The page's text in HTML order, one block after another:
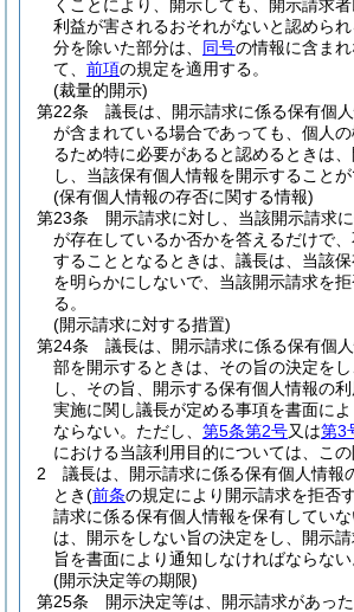
くことにより、開示しても、開示請求
利益が害されるおそれがないと認めら
分を除いた部分は、 同号の情報に含ま
て、 前項の規定を適用する。
(裁量的開示)
第22条
議長は、開示請求に係る保有個
が含まれている場合であっても、個人
るため特に必要があると認めるときは
し、当該保有個人情報を開示することが
(保有個人情報の存否に関する情報)
第23条
開示請求に対し、当該開示請求
が存在しているか否かを答えるだけで
することとなるときは、議長は、当該
を明らかにしないで、当該開示請求を
る。
(開示請求に対する措置)
第24条
議長は、開示請求に係る保有個
部を開示するときは、その旨の決定を
し、その旨、開示する保有個人情報の
実施に関し議長が定める事項を書面に
ならない。 ただし、 第5条第2号又は第3
における当該利用目的については、この
2
議長は、開示請求に係る保有個人情報
とき(前条の規定により開示請求を拒否
請求に係る保有個人情報を保有してい
は、開示をしない旨の決定をし、開示
旨を書面により通知しなければならない
(開示決定等の期限)
第25条
開示決定等は、開示請求があっ